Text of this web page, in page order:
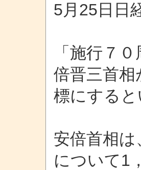
5月25日日
「施行７
倍晋三首
標にすると
安倍首相
について1